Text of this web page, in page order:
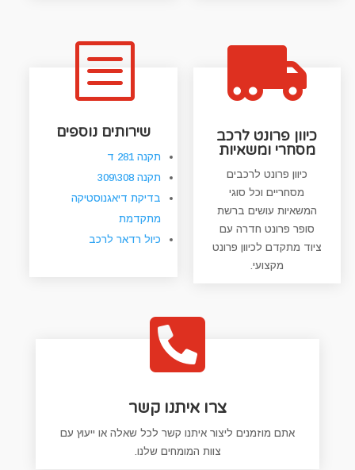
b
שירותים נוספים
תקנה 281 ד
תקנה 308\309
בדיקת דיאגנוסטיקה
מתקדמת
כיול רדאר לרכב

כיוון פרונט לרכב
מסחרי ומשאיות
כיוון פרונט לרכבים
מסחריים וכל סוגי
המשאיות עושים ברשת
סופר פרונט חדרה עם
ציוד מתקדם לכיוון פרונט
מקצועי.

צרו איתנו קשר
אתם מוזמנים ליצור איתנו קשר לכל שאלה או ייעוץ עם
צוות המומחים שלנו.